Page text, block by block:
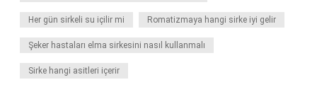
Her gün sirkeli su içilir mi Romatizmaya hangi sirke iyi gelir
Şeker hastaları elma sirkesini nasıl kullanmalı
Sirke hangi asitleri içerir